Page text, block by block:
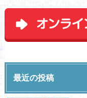
最近の投稿